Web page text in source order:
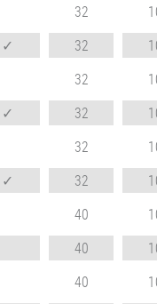
32
✓ 32
32
✓ 32
32
✓ 32
40
40
40